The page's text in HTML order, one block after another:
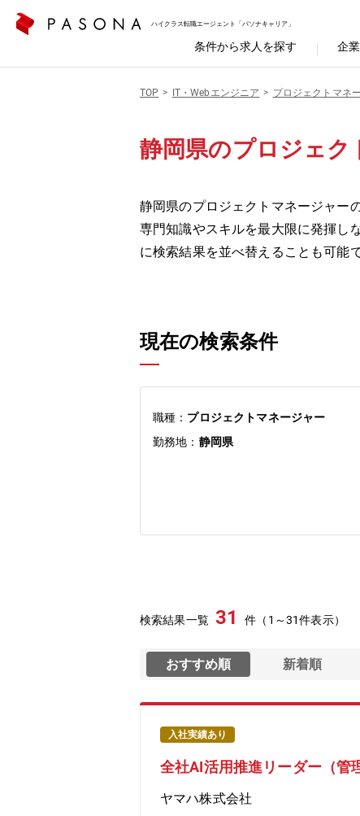
ハイクラス転職エージェント「パソナキャリア」
条件から求人を探す 企
TOP IT・Webエンジニア プロジェクトマネ
静岡県のプロジェク
静岡県のプロジェクトマネージャー
専門知識やスキルを最大限に発揮し
に検索結果を並べ替えることも可能で
現在の検索条件
職種： プロジェクトマネージャー
勤務地： 静岡県
検索結果一覧 31 件（1～31件表示）
おすすめ順 新着順
入社実績あり
全社AI活用推進リーダー（管
ヤマハ株式会社